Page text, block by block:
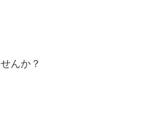
んか？